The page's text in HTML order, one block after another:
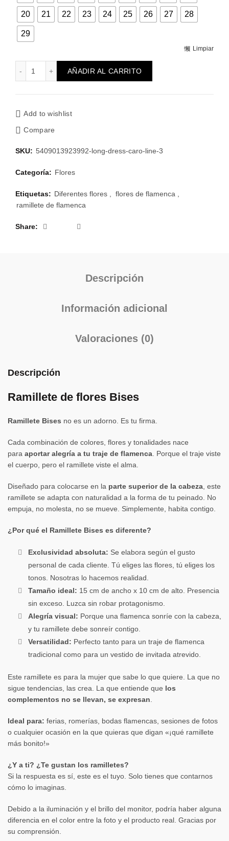
20 21 22 23 24 25 26 27 28
29
Limpiar
Ramillete de flores Bises cantidad
AÑADIR AL CARRITO
Add to wishlist
Compare
SKU: 5409013923992-long-dress-caro-line-3
Categoría: Flores
Etiquetas: Diferentes flores , flores de flamenca ,
ramillete de flamenca
Share
Descripción
Información adicional
Valoraciones (0)
Descripción
Ramillete de flores Bises
Ramillete Bises no es un adorno. Es tu firma.
Cada combinación de colores, flores y tonalidades nace
para aportar alegría a tu traje de flamenca. Porque el traje viste
el cuerpo, pero el ramillete viste el alma.
Diseñado para colocarse en la parte superior de la cabeza, este
ramillete se adapta con naturalidad a la forma de tu peinado. No
empuja, no molesta, no se mueve. Simplemente, habita contigo.
¿Por qué el Ramillete Bises es diferente?
Exclusividad absoluta: Se elabora según el gusto
personal de cada cliente. Tú eliges las flores, tú eliges los
tonos. Nosotras lo hacemos realidad.
Tamaño ideal: 15 cm de ancho x 10 cm de alto. Presencia
sin exceso. Luzca sin robar protagonismo.
Alegría visual: Porque una flamenca sonríe con la cabeza,
y tu ramillete debe sonreír contigo.
Versatilidad: Perfecto tanto para un traje de flamenca
tradicional como para un vestido de invitada atrevido.
Este ramillete es para la mujer que sabe lo que quiere. La que no
sigue tendencias, las crea. La que entiende que los
complementos no se llevan, se expresan.
Ideal para: ferias, romerías, bodas flamencas, sesiones de fotos
o cualquier ocasión en la que quieras que digan «¡qué ramillete
más bonito!»
¿Y a ti? ¿Te gustan los ramilletes?
Si la respuesta es sí, este es el tuyo. Solo tienes que contarnos
cómo lo imaginas.
Debido a la iluminación y el brillo del monitor, podría haber alguna
diferencia en el color entre la foto y el producto real. Gracias por
su comprensión.